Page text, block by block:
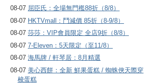
08-07 屈臣氏：全場無門檻88折（8/8）
08-07 HKTVmall ：鬥減價 85折（8-9/8）
08-07 莎莎：VIP會員限定 全店9折（8/8）
08-07 7-Eleven：5天限定（至11/8）
08-07 海馬牌 / 軒琴居：8月精選
08-07 美心西餅：全新 鮮果蛋糕 / 蜘蛛俠天際穿
梭蛋糕